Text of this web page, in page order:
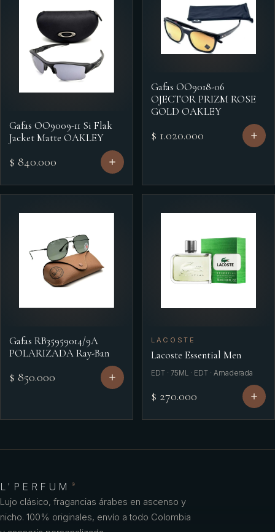
Gafas OO9009-11 Si Flak
Jacket Matte OAKLEY
$ 840.000
Gafas OO9018-06
OJECTOR PRIZM ROSE
GOLD OAKLEY
$ 1.020.000
Gafas RB35959014/9A
POLARIZADA Ray-Ban
$ 850.000
LACOSTE
Lacoste Essential Men
EDT · 75ML · EDT · Amaderada
$ 270.000
L'PERFUM ®
Lujo clásico, fragancias árabes en ascenso y
nicho. 100% originales, envío a todo Colombia